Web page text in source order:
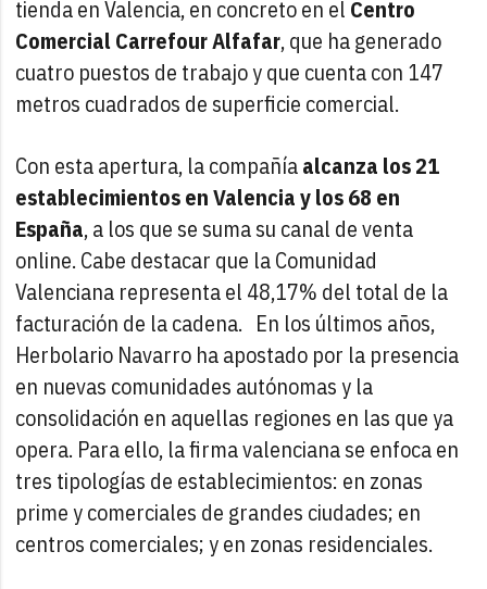
tienda en Valencia, en concreto en el Centro
Comercial Carrefour Alfafar, que ha generado
cuatro puestos de trabajo y que cuenta con 147
metros cuadrados de superficie comercial.
Con esta apertura, la compañíaalcanza los 21
establecimientos en Valencia y los 68 en
España, a los que se suma su canal de venta
online. Cabe destacar que la Comunidad
Valenciana representa el 48,17% del total de la
facturación de la cadena. En los últimos años,
Herbolario Navarro ha apostado por la presencia
en nuevas comunidades autónomas y la
consolidación en aquellas regiones en las que ya
opera. Para ello, la firma valenciana se enfoca en
tres tipologías de establecimientos: en zonas
prime y comerciales de grandes ciudades; en
centros comerciales; y en zonas residenciales.